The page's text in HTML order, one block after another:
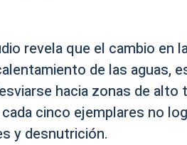
revela que el cambio en
de las aguas,
hacia zonas de alto
cinco ejemplares no
y desnutrición.